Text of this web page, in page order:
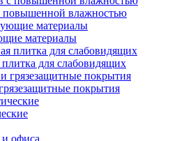
повышенной влажностью
материалы
для слабовидящих
покрытия